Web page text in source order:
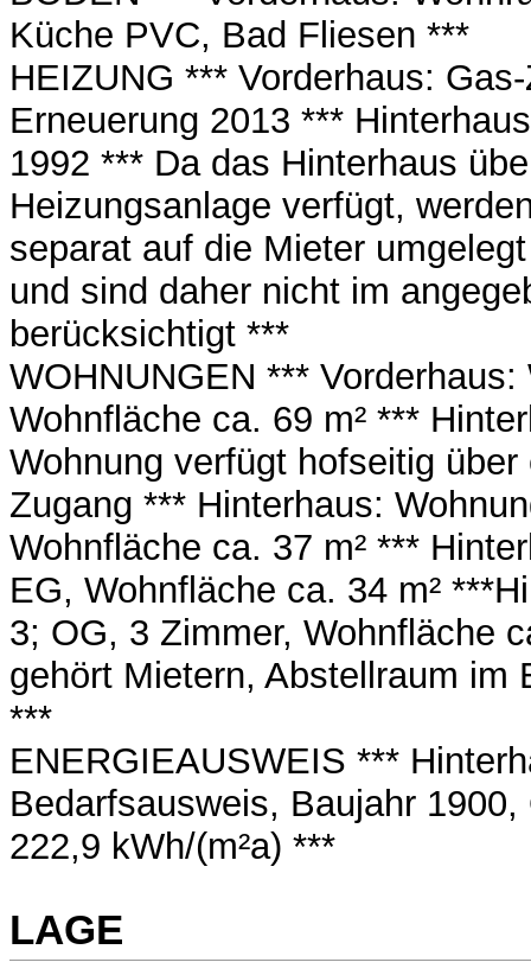
Küche PVC, Bad Fliesen ***
HEIZUNG *** Vorderhaus:
Erneuerung 2013 ***
1992 *** Da das Hinterhaus
Heizungsanlage verfügt,
separat auf die Mieter
und sind daher nicht im
berücksichtigt ***
WOHNUNGEN ***
Wohnfläche ca. 69 m² ***
Wohnung verfügt hofseitig über
Zugang *** Hinterhaus:
Wohnfläche ca. 37 m² ***
EG, Wohnfläche ca. 34 m²
3; OG, 3 Zimmer, Wohnfläche
gehört Mietern, Abstellraum im
***
ENERGIEAUSWEIS ***
Bedarfsausweis, Baujahr
222,9 kWh/(m²a) ***
LAGE